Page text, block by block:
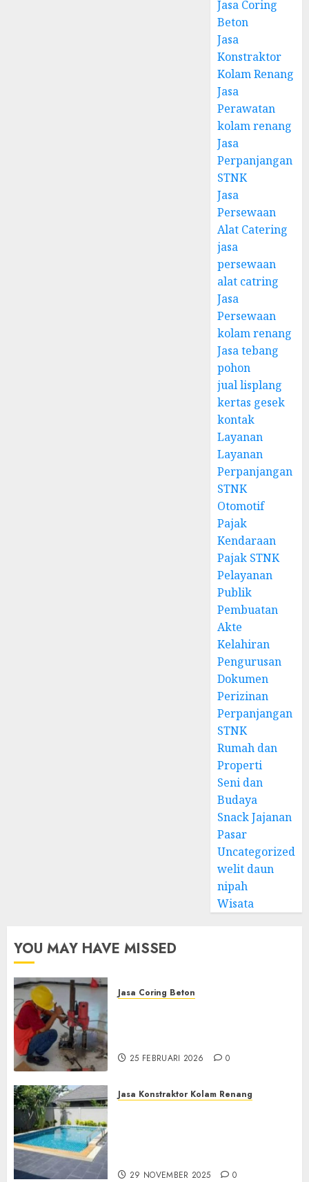
Jasa Coring
Beton
Jasa
Konstraktor
Kolam Renang
Jasa
Perawatan
kolam renang
Jasa
Perpanjangan
STNK
Jasa
Persewaan
Alat Catering
jasa
persewaan
alat catring
Jasa
Persewaan
kolam renang
Jasa tebang
pohon
jual lisplang
kertas gesek
kontak
Layanan
Layanan
Perpanjangan
STNK
Otomotif
Pajak
Kendaraan
Pajak STNK
Pelayanan
Publik
Pembuatan
Akte
Kelahiran
Pengurusan
Dokumen
Perizinan
Perpanjangan
STNK
Rumah dan
Properti
Seni dan
Budaya
Snack Jajanan
Pasar
Uncategorized
welit daun
nipah
Wisata
YOU MAY HAVE MISSED
Jasa Coring Beton
25 FEBRUARI 2026 0
Jasa Konstraktor Kolam Renang
29 NOVEMBER 2025 0